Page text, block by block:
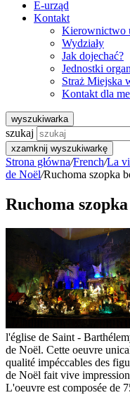
E-urząd
Kontakt
Kierownictwo
Wydziały
Jak dojechać?
Jednostki
Straż Miejska
Kontakt dla
wyszukiwarka
szukaj
xzamknij wyszukiwarkę
Strona główna/French/La
de Noël/Ruchoma szopka
Ruchoma
l'église de Saint -
de Noël. Cette oeuvre
qualité impéccables des
de Noël fait vive
L'oeuvre est composée de